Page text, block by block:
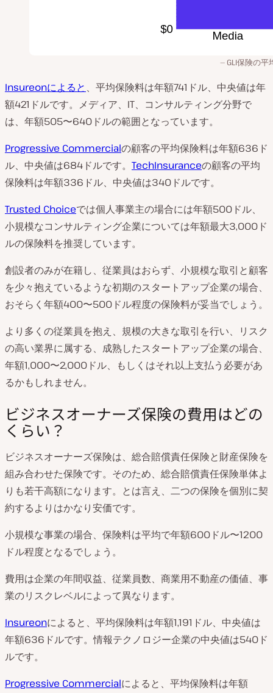
GLI保険の平
Insureonによると 、平均保険料は年額741ドル、中央値は年
額421ドルです。メディア、IT、コンサルティング分野で
は、年額505〜640ドルの範囲となっています。
Progressive Commercialの顧客の平均保険料は年額636ド
ル、中央値は684ドルです。 TechInsuranceの顧客の平均
保険料は年額336ドル、中央値は340ドルです。
Trusted Choiceでは個人事業主の場合には年額500ドル、
小規模なコンサルティング企業については年額最大3,000ド
ルの保険料を推奨しています。
創設者のみが在籍し、従業員はおらず、小規模な取引と顧客
を少々抱えているような初期のスタートアップ企業の場合、
おそらく年額400〜500ドル程度の保険料が妥当でしょう。
より多くの従業員を抱え、規模の大きな取引を行い、リスク
の高い業界に属する、成熟したスタートアップ企業の場合、
年額1,000〜2,000ドル、もしくはそれ以上支払う必要があ
るかもしれません。
ビジネスオーナーズ保険の費用はどの
くらい？
ビジネスオーナーズ保険は、総合賠償責任保険と財産保険を
組み合わせた保険です。そのため、総合賠償責任保険単体よ
りも若干高額になります。とは言え、二つの保険を個別に契
約するよりはかなり安価です。
小規模な事業の場合、保険料は平均で年額600ドル〜1200
ドル程度となるでしょう。
費用は企業の年間収益、従業員数、商業用不動産の価値、事
業のリスクレベルによって異なります。
Insureonによると、平均保険料は年額1,191ドル、中央値は
年額636ドルです。情報テクノロジー企業の中央値は540ド
ルです。
Progressive Commercialによると、平均保険料は年額